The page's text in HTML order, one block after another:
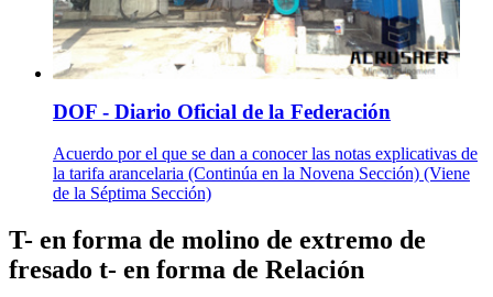
DOF - Diario Oficial de la Federación
Acuerdo por el que se dan a conocer las notas explicativas de
la tarifa arancelaria (Continúa en la Novena Sección) (Viene
de la Séptima Sección)
T- en forma de molino de extremo de
fresado t- en forma de Relación